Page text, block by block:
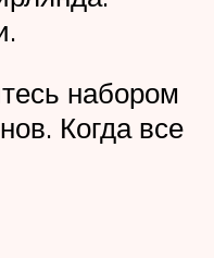
набором
Когда все